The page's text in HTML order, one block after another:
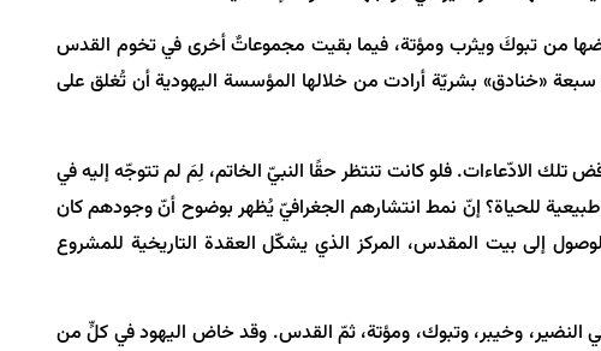
من تبوكَ ويثرب ومؤتة، فيما بقيت مجموعاتٌ أخرى في تخوم القدس
«خنادق» بشريّة أرادت من خلالها المؤسسة اليهودية أن تُغلق على
تلك الادّعاءات. فلو كانت تنتظر حقًا النبيّ الخاتم، لِمَ لم تتوجّه إليه في
للحياة؟ إنّ نمط انتشارهم الجغرافيّ يُظهر بوضوح أنّ وجودهم كان
إلى بيت المقدس، المركز الذي يشكّل العقدة التاريخية للمشروع
وخيبر، وتبوك، ومؤتة، ثمّ القدس. وقد خاض اليهود في كلٍّ من